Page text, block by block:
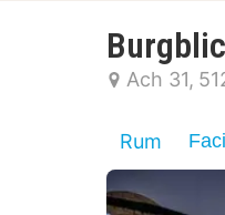
Ach 31
Rum